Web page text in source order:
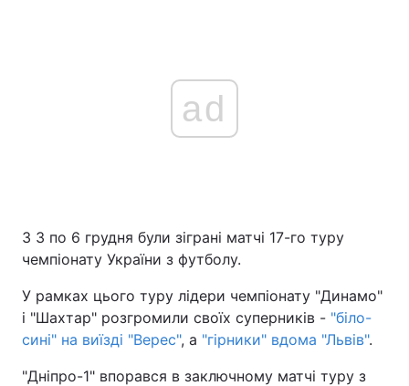
ad
З 3 по 6 грудня були зіграні матчі 17-го туру
чемпіонату України з футболу.
У рамках цього туру лідери чемпіонату "Динамо"
і "Шахтар" розгромили своїх суперників - "біло-
сині" на виїзді "Верес", а "гірники" вдома "Львів".
"Дніпро-1" впорався в заключному матчі туру з